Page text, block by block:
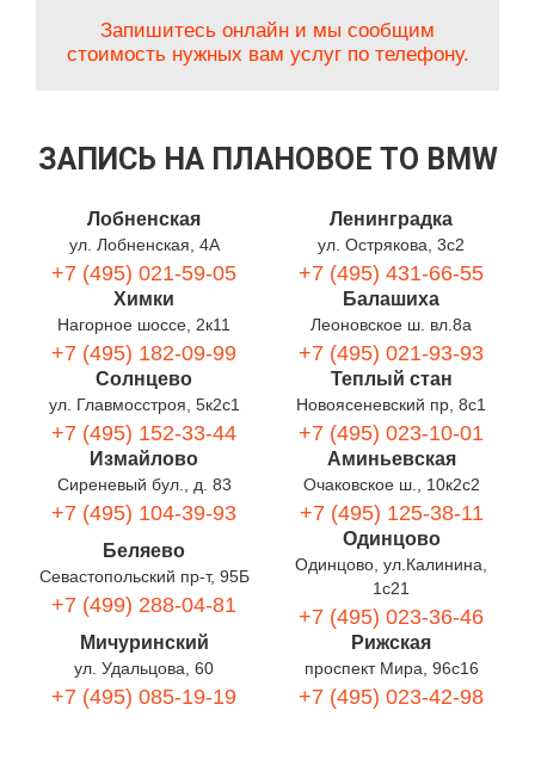
Запишитесь онлайн и мы сообщим
стоимость нужных вам услуг по телефону.
ЗАПИСЬ НА ПЛАНОВОЕ ТО BMW
Лобненская
ул. Лобненская, 4А
+7 (495) 021-59-05
Ленинградка
ул. Острякова, 3с2
+7 (495) 431-66-55
Химки
Нагорное шоссе, 2к11
+7 (495) 182-09-99
Балашиха
Леоновское ш. вл.8а
+7 (495) 021-93-93
Солнцево
ул. Главмосстроя, 5к2с1
+7 (495) 152-33-44
Теплый стан
Новоясеневский пр, 8с1
+7 (495) 023-10-01
Измайлово
Сиреневый бул., д. 83
+7 (495) 104-39-93
Аминьевская
Очаковское ш., 10к2с2
+7 (495) 125-38-11
Беляево
Севастопольский пр-т, 95Б
+7 (499) 288-04-81
Одинцово
Одинцово, ул.Калинина,
1с21
+7 (495) 023-36-46
Мичуринский
ул. Удальцова, 60
+7 (495) 085-19-19
Рижская
проспект Мира, 96с16
+7 (495) 023-42-98